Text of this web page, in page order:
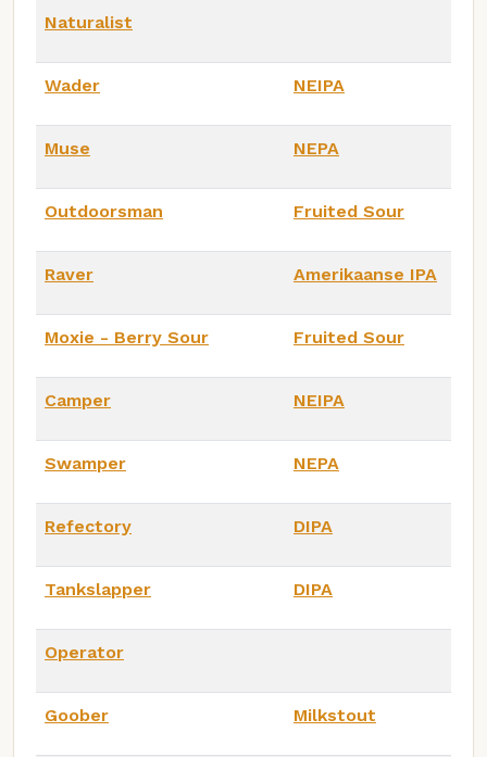
Naturalist
Wader NEIPA
Muse NEPA
Outdoorsman Fruited Sour
Raver Amerikaanse IPA
Moxie - Berry Sour Fruited Sour
Camper NEIPA
Swamper NEPA
Refectory DIPA
Tankslapper DIPA
Operator
Goober Milkstout